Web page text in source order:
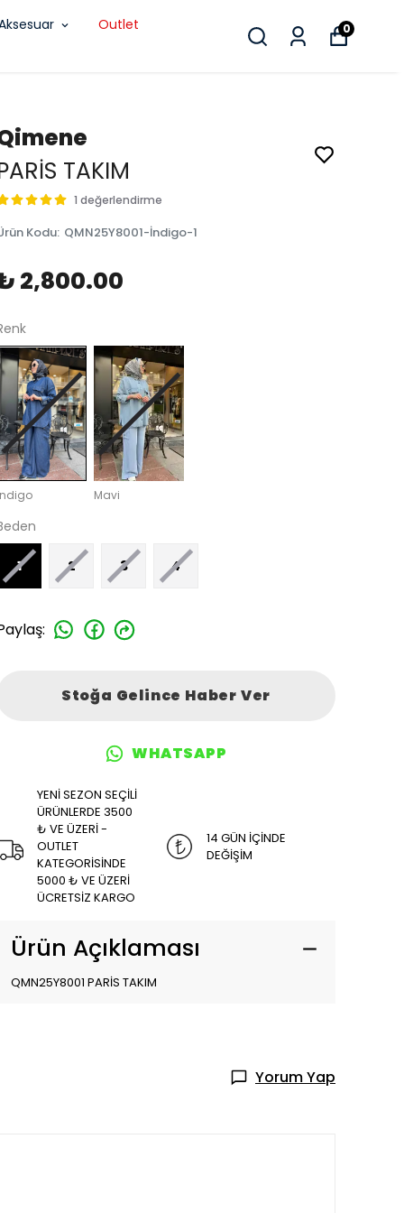
Outlet 0
TAKIM
1 değerlendirme
Kodu: QMN25Y8001-İndigo-1
2,800.00
Mavi
1 2 3 4
:
Stoğa Gelince Haber Ver
WHATSAPP
YENİ SEZON SEÇİLİ
ÜRÜNLERDE 3500
₺ VE ÜZERİ -
OUTLET
KATEGORİSİNDE
5000 ₺ VE ÜZERİ
ÜCRETSİZ KARGO
14 GÜN İÇİNDE
DEĞİŞİM
Ürün Açıklaması
QMN25Y8001 PARİS TAKIM
Yorum Yap